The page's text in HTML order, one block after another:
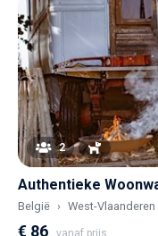
2
België West-Vlaanderen
€ 86 vanaf prijs